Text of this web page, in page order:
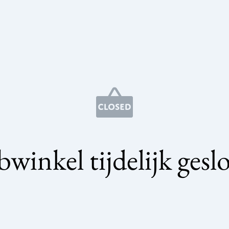
tijdelijk